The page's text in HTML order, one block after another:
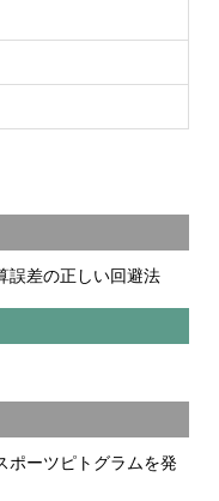
誤差の正しい回避法
ーツピトグラムを発